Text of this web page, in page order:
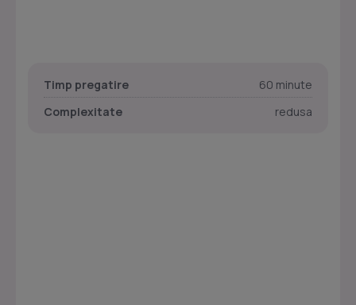
Timp pregatire
60 minute
Complexitate
redusa